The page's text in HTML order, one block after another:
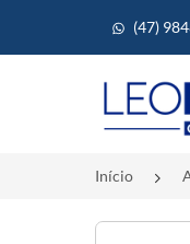
(47)
Página
Início